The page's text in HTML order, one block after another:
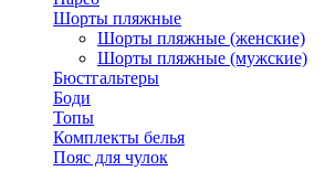
Шорты пляжные
Шорты пляжные (женские)
Шорты пляжные (мужские)
Бюстгальтеры
Боди
Топы
Комплекты белья
Пояс для чулок